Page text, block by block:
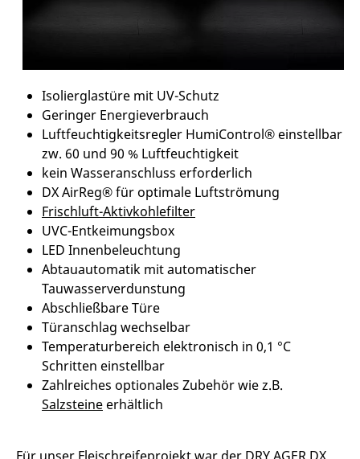
Isolierglastüre mit UV-Schutz
Geringer Energieverbrauch
Luftfeuchtigkeitsregler HumiControl® einstellbar
zw. 60 und 90 % Luftfeuchtigkeit
kein Wasseranschluss erforderlich
DX AirReg® für optimale Luftströmung
Frischluft-Aktivkohlefilter
UVC-Entkeimungsbox
LED Innenbeleuchtung
Abtauautomatik mit automatischer
Tauwasserverdunstung
Abschließbare Türe
Türanschlag wechselbar
Temperaturbereich elektronisch in 0,1 °C
Schritten einstellbar
Zahlreiches optionales Zubehör wie z.B.
Salzsteine erhältlich